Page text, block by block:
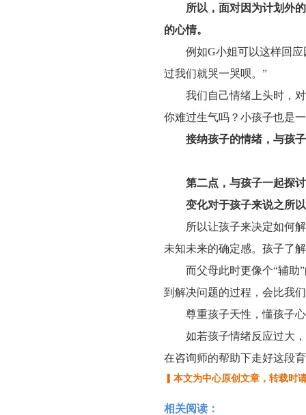
所以，面对因为计划外
的心情。
例如G小姐可以这样回
过我们就哭一哭呗。”
我们自己情绪上头时，
你难过生气吗？小孩子也是
接纳孩子的情绪，与孩
第二点， 与孩子一起探
变化对于孩子来说之所
所以让孩子来决定如何
未知未来的确定感。孩子了
而父母此时更像个“辅助
到解决问题的过程，会比我
尊重孩子天性，懂孩子
如若孩子情绪反应过大
在咨询师的帮助下走好这段
▎本文为中心原创文章，转载时
相关阅读：